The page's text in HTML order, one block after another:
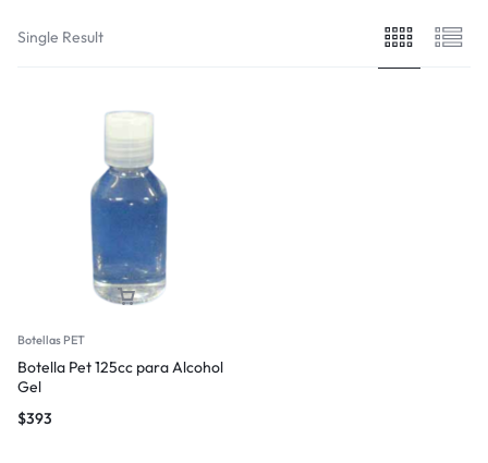
Single Result
Botellas PET
Botella Pet 125cc para Alcohol
Gel
$393